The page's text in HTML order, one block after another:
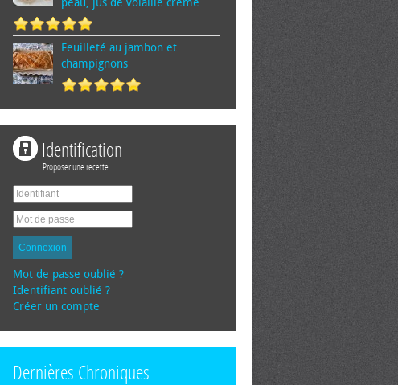
peau, jus de volaille crémé
Feuilleté au jambon et
champignons
Identification
Proposer une recette
Connexion
Mot de passe oublié ?
Identifiant oublié ?
Créer un compte
Dernières Chroniques